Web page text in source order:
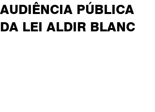
AUDIÊNCIA PÚBLICA
DA LEI ALDIR BLANC